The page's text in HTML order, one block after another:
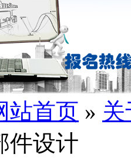
站首页 »
件设计